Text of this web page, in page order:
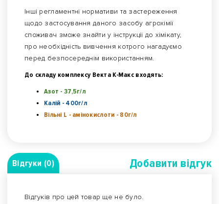
Інші регламентні нормативи та застереження
щодо застосування даного засобу агрохімії
споживач зможе знайти у інструкції до хімікату,
про необхідність вивчення котрого нагадуємо
перед безпосереднім використанням.
До складу комплексу Векта К-Макс входять:
Азот - 37,5г/л
Калій - 400г/л
Вільні L - амінокислоти - 80г/л
Відгуки (0) Добавити вiдгук
Відгуків про цей товар ще не було.